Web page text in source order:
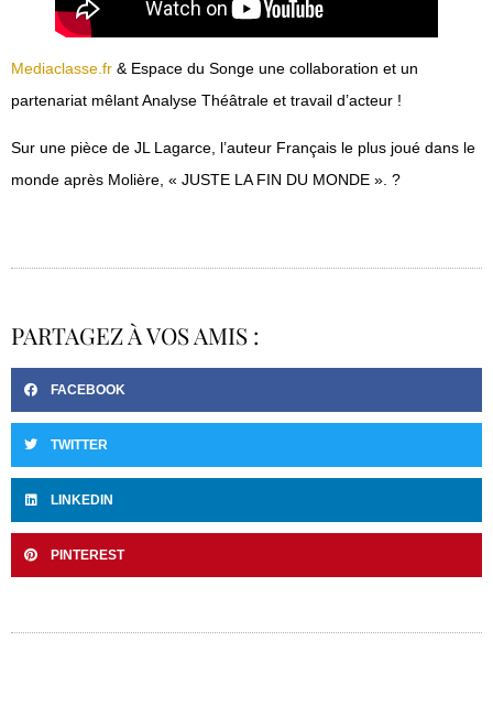
Mediaclasse.fr & Espace du Songe une collaboration et un
partenariat mêlant Analyse Théâtrale et travail d’acteur !
Sur une pièce de JL Lagarce, l’auteur Français le plus joué dans le
monde après Molière, « JUSTE LA FIN DU MONDE ». ?
PARTAGEZ À VOS AMIS :
FACEBOOK
TWITTER
LINKEDIN
PINTEREST